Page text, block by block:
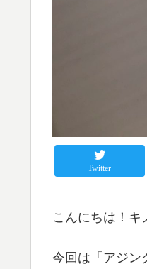
Twitter
こんにちは！キ
今回は「アジン